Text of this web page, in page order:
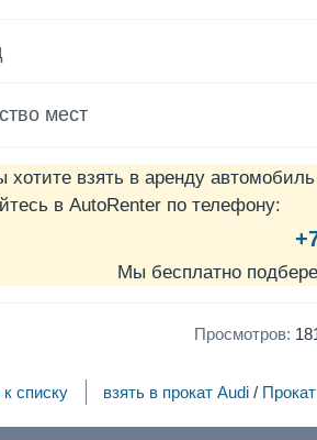
мест
хотите взять в аренду
в AutoRenter по телефону:
Мы бесплатно
Просмотров:
списку взять в прокат Audi /